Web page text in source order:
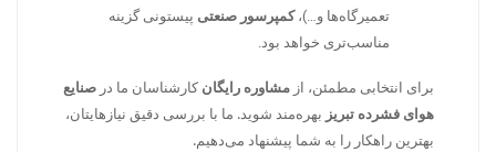
تعمیرگاه‌ها و…)،کمپرسور صنعتی پیستونی گزینه
مناسب‌تری خواهد بود.
برای انتخابی مطمئن، از مشاوره رایگانکارشناسان ما در صنایع
هوای فشرده تبریز بهره‌مند شوید. ما با بررسی دقیق نیازهایتان،
بهترین راهکار را به شما پیشنهاد می‌دهیم.